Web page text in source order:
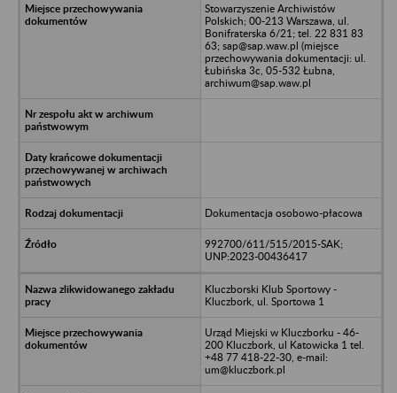
Stowarzyszenie Archiwistów
Polskich; 00-213 Warszawa, ul.
Bonifraterska 6/21; tel. 22 831 83
63; sap@sap.waw.pl (miejsce
przechowywania dokumentacji: ul.
Łubińska 3c, 05-532 Łubna,
archiwum@sap.waw.pl
Dokumentacja osobowo-płacowa
992700/611/515/2015-SAK;
UNP:2023-00436417
Kluczborski Klub Sportowy -
Kluczbork, ul. Sportowa 1
Urząd Miejski w Kluczborku - 46-
200 Kluczbork, ul Katowicka 1 tel.
+48 77 418-22-30, e-mail:
um@kluczbork.pl